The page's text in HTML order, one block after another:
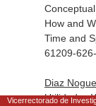
How and
Time and
61209-
Diaz
Utilidades
Vicerrectorado de